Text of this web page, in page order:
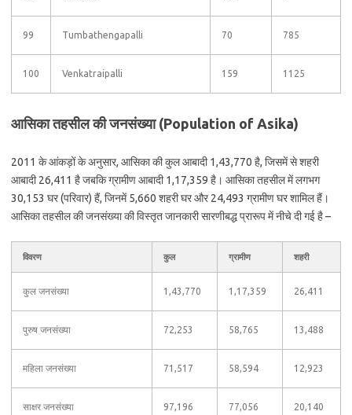
99 Tumbathengapalli 70 785
100 Venkatraipalli 159 1125
आसिका तहसील की जनसंख्या (Population of Asika)
2011 के आंकड़ों के अनुसार, आसिका की कुल आबादी 1,43,770 है, जिसमें से शहरी
आबादी 26,411 है जबकि ग्रामीण आबादी 1,17,359 है। आसिका तहसील में लगभग
30,153 घर (परिवार) हैं, जिनमें 5,660 शहरी घर और 24,493 ग्रामीण घर शामिल हैं।
आसिका तहसील की जनसंख्या की विस्तृत जानकारी सारणीबद्ध प्रारूप में नीचे दी गई है –
विवरण कुल ग्रामीण शहरी
कुल जनसंख्या 1,43,770 1,17,359 26,411
पुरुष जनसंख्या 72,253 58,765 13,488
महिला जनसंख्या 71,517 58,594 12,923
साक्षर जनसंख्या 97,196 77,056 20,140